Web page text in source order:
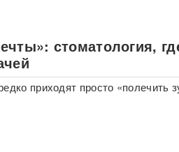
стоматология,
приходят просто «полечить